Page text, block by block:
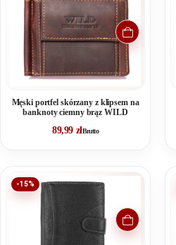
Męski portfel skórzany z klipsem na
banknoty ciemny brąz WILD
89,99 złBrutto
-15%